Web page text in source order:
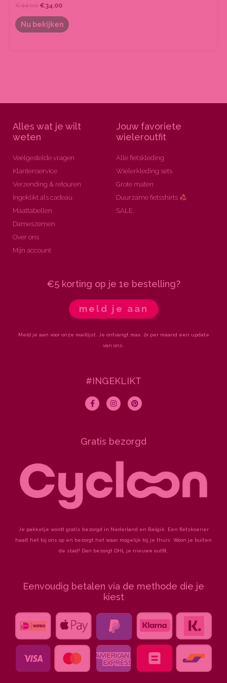
€44.00 €34.00
Nu bekijken
Alles wat je wilt
weten
Veelgestelde vragen
Klantenservice
Verzending & retouren
Ingeklikt als cadeau
Maattabellen
Dameszemen
Over ons
Mijn account
Jouw favoriete
wieleroutfit
Alle fietskleding
Wielerkleding sets
Grote maten
Duurzame fietsshirts
SALE
€5 korting op je 1e bestelling?
meld je aan
Meld je aan voor onze maillijst. Je ontvangt max. 2x per maand een update
van ons.
#INGEKLIKT
F
a
o
I
n
r
P
i
e
s
Gratis bezorgd
Je pakketje wordt gratis bezorgd in Nederland en België. Een fietskoerier
haalt het bij ons op en bezorgt het waar mogelijk bij je thuis. Woon je buiten
de stad? Dan bezorgt DHL je nieuwe outfit.
Eenvoudig betalen via de methode die je
kiest